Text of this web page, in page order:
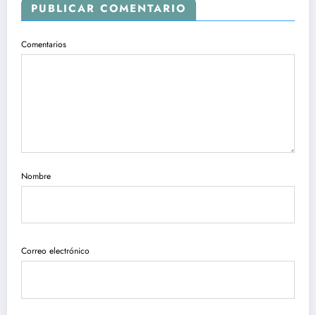
PUBLICAR COMENTARIO
Comentarios
Nombre
Correo electrónico